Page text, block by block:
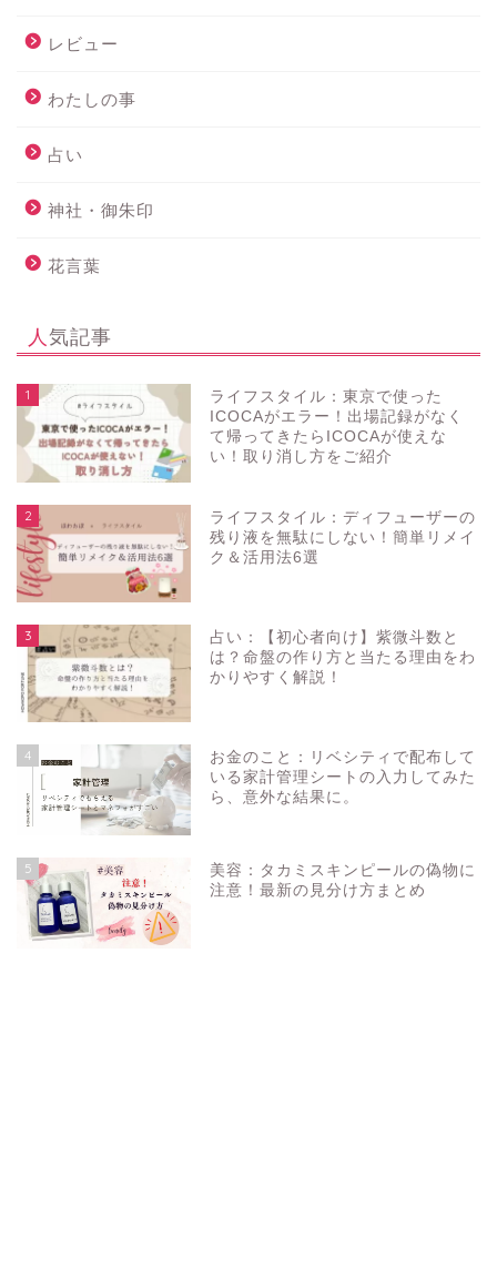
レビュー
わたしの事
占い
神社・御朱印
花言葉
人気記事
1
ライフスタイル：東京で使った
ICOCAがエラー！出場記録がなく
て帰ってきたらICOCAが使えな
い！取り消し方をご紹介
2
ライフスタイル：ディフューザーの
残り液を無駄にしない！簡単リメイ
ク＆活用法6選
3
占い：【初心者向け】紫微斗数と
は？命盤の作り方と当たる理由をわ
かりやすく解説！
4
お金のこと：リベシティで配布して
いる家計管理シートの入力してみた
ら、意外な結果に。
5
美容：タカミスキンピールの偽物に
注意！最新の見分け方まとめ